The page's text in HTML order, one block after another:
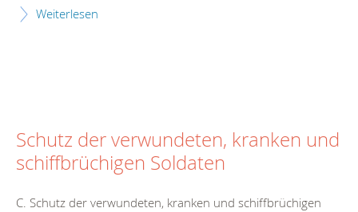
Weiterlesen
Schutz der verwundeten, kranken und
schiffbrüchigen Soldaten
C. Schutz der verwundeten, kranken und schiffbrüchigen